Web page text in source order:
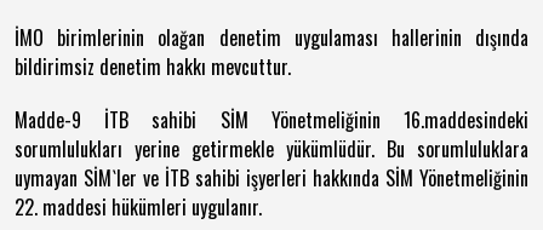
İMO birimlerinin olağan denetim uygulaması hallerinin dışında
bildirimsiz denetim hakkı mevcuttur.
Madde-9 İTB sahibi SİM Yönetmeliğinin 16.maddesindeki
sorumlulukları yerine getirmekle yükümlüdür. Bu sorumluluklara
uymayan SİM`ler ve İTB sahibi işyerleri hakkında SİM Yönetmeliğinin
22. maddesi hükümleri uygulanır.